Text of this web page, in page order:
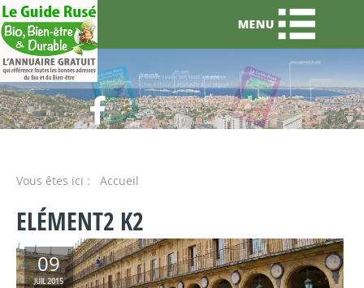
Vous êtes ici : Accueil
ELÉMENT2 K2
09
JUIL2015